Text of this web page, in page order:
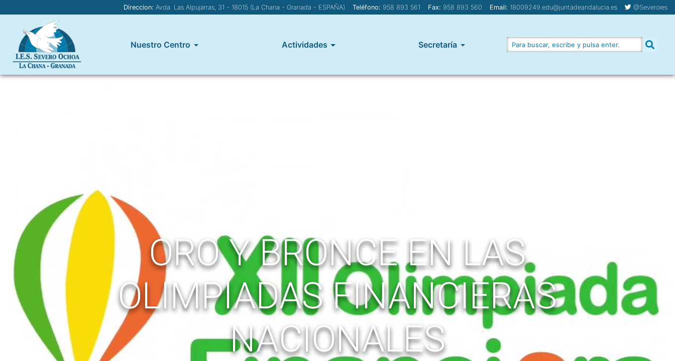
Direccion: Avda. Las Alpujarras, 31 - 18015 (La Chana - Granada - ESPAÑA) Teléfono: 958 893 561 Fax: 958 893 560 Email: 18009249.edu@juntadeandalucia.es @Severoies
Nuestro Centro Actividades Secretaría
ORO Y BRONCE EN LAS
OLIMPIADAS FINANCIERAS
NACIONALES